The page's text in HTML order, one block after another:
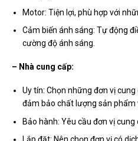
Motor: Tiện lợi, phù hợp với
Cảm biến ánh sáng: Tự động
cường độ ánh sáng.
– Nhà cung cấp:
Uy tín: Chọn những đơn vị
đảm bảo chất lượng sản phẩm
Bảo hành: Yêu cầu đơn vị